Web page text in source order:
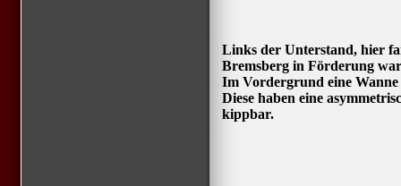
Links der Unterstand, hier
Bremsberg in Förderung
Im Vordergrund eine Wanne
Diese haben eine
kippbar.